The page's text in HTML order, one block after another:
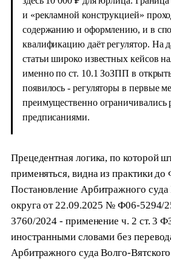
и «рекламной конструкцией»
содержанию и оформлению, и в
квалификацию даёт регулятор. На
статьи широко известных кейсов
именно по ст. 10.1 ЗоЗПП в
появилось - регуляторы в первые
преимущественно ограничивались
предписаниями.
Прецедентная логика, по которой
применяться, видна из практики
Постановление Арбитражного
округа от 22.09.2025 № Ф06-5294/
3760/2024 - применение ч. 2 ст. 3
иностранными словами без
Арбитражного суда Волго-